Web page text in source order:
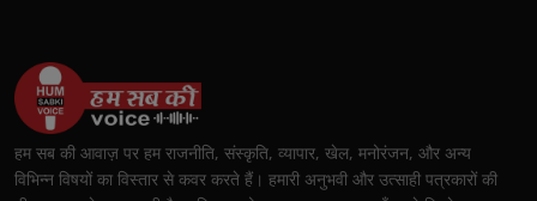
हम सब की आवाज़ पर हम राजनीति, संस्कृति, व्यापार, खेल, मनोरंजन, और अन्य
विभिन्न विषयों का विस्तार से कवर करते हैं। हमारी अनुभवी और उत्साही पत्रकारों की